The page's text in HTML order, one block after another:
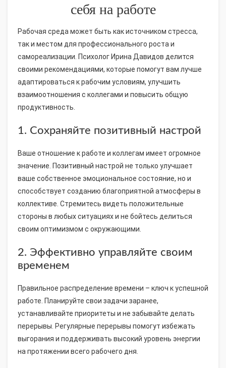
себя на работе
Рабочая среда может быть как источником стресса,
так и местом для профессионального роста и
самореализации. Психолог Ирина Давидов делится
своими рекомендациями, которые помогут вам лучше
адаптироваться к рабочим условиям, улучшить
взаимоотношения с коллегами и повысить общую
продуктивность.
1. Сохраняйте позитивный настрой
Ваше отношение к работе и коллегам имеет огромное
значение. Позитивный настрой не только улучшает
ваше собственное эмоциональное состояние, но и
способствует созданию благоприятной атмосферы в
коллективе. Стремитесь видеть положительные
стороны в любых ситуациях и не бойтесь делиться
своим оптимизмом с окружающими.
2. Эффективно управляйте своим
временем
Правильное распределение времени – ключ к успешной
работе. Планируйте свои задачи заранее,
устанавливайте приоритеты и не забывайте делать
перерывы. Регулярные перерывы помогут избежать
выгорания и поддерживать высокий уровень энергии
на протяжении всего рабочего дня.